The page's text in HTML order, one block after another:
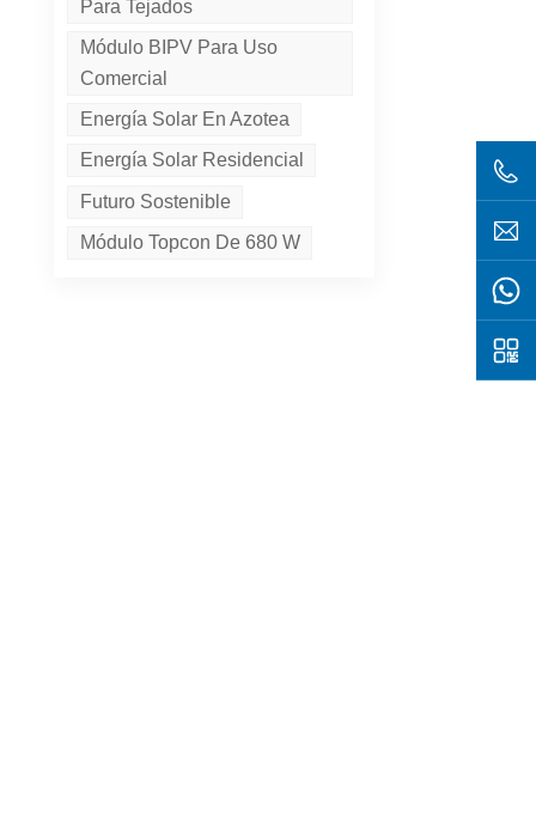
Para Tejados
Módulo BIPV Para Uso
Comercial
Energía Solar En Azotea
Energía Solar Residencial
Futuro Sostenible
Módulo Topcon De 680 W